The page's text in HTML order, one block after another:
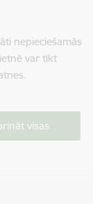
nepieciešamās
var tikt
visas